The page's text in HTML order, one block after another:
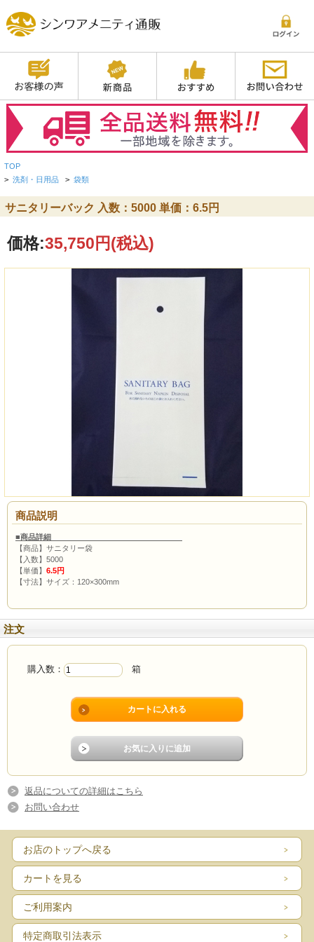
TOP
> 洗剤・日用品 > 袋類
サニタリーバック 入数：5000 単価：6.5円
価格:35,750円(税込)
商品説明
■商品詳細
【商品】サニタリー袋
【入数】5000
【単価】 6.5円
【寸法】サイズ：120×300mm
注文
購入数： 箱
返品についての詳細はこちら
お問い合わせ
お店のトップへ戻る
カートを見る
ご利用案内
特定商取引法表示